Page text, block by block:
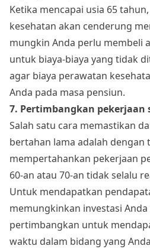
Ketika mencapai usia 65
kesehatan akan cenderung
mungkin Anda perlu membeli
untuk biaya-biaya yang tidak
agar biaya perawatan
Anda pada masa pensiun.
7. Pertimbangkan pekerjaan
Salah satu cara memastikan
bertahan lama adalah dengan
mempertahankan pekerjaan
60-an atau 70-an tidak selalu
Untuk mendapatkan
memungkinkan investasi
pertimbangkan untuk
waktu dalam bidang yang